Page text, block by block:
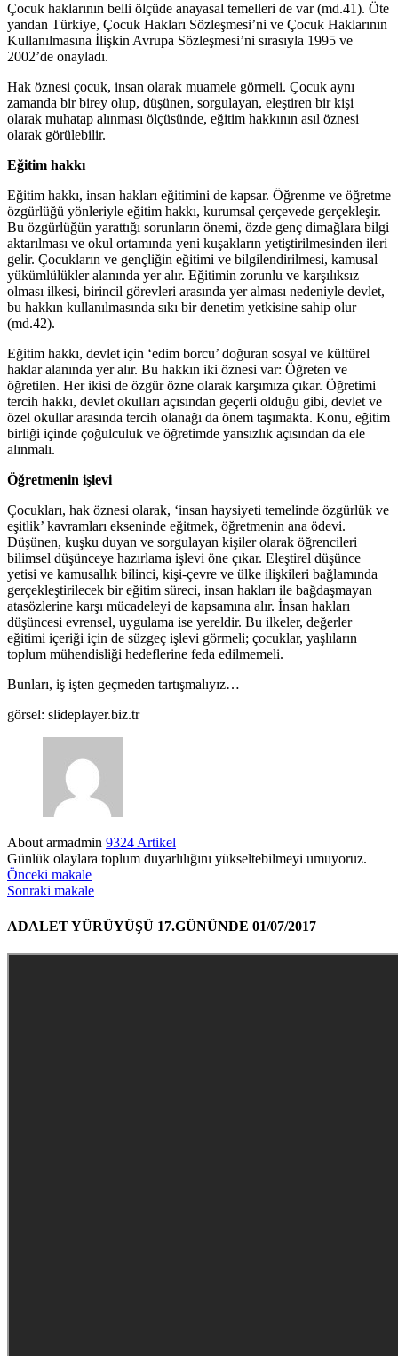
Çocuk haklarının belli ölçüde anayasal temelleri de var (md.41). Öte
yandan Türkiye, Çocuk Hakları Sözleşmesi’ni ve Çocuk Haklarının
Kullanılmasına İlişkin Avrupa Sözleşmesi’ni sırasıyla 1995 ve
2002’de onayladı.
Hak öznesi çocuk, insan olarak muamele görmeli. Çocuk aynı
zamanda bir birey olup, düşünen, sorgulayan, eleştiren bir kişi
olarak muhatap alınması ölçüsünde, eğitim hakkının asıl öznesi
olarak görülebilir.
Eğitim hakkı
Eğitim hakkı, insan hakları eğitimini de kapsar. Öğrenme ve öğretme
özgürlüğü yönleriyle eğitim hakkı, kurumsal çerçevede gerçekleşir.
Bu özgürlüğün yarattığı sorunların önemi, özde genç dimağlara bilgi
aktarılması ve okul ortamında yeni kuşakların yetiştirilmesinden ileri
gelir. Çocukların ve gençliğin eğitimi ve bilgilendirilmesi, kamusal
yükümlülükler alanında yer alır. Eğitimin zorunlu ve karşılıksız
olması ilkesi, birincil görevleri arasında yer alması nedeniyle devlet,
bu hakkın kullanılmasında sıkı bir denetim yetkisine sahip olur
(md.42).
Eğitim hakkı, devlet için ‘edim borcu’ doğuran sosyal ve kültürel
haklar alanında yer alır. Bu hakkın iki öznesi var: Öğreten ve
öğretilen. Her ikisi de özgür özne olarak karşımıza çıkar. Öğretimi
tercih hakkı, devlet okulları açısından geçerli olduğu gibi, devlet ve
özel okullar arasında tercih olanağı da önem taşımakta. Konu, eğitim
birliği içinde çoğulculuk ve öğretimde yansızlık açısından da ele
alınmalı.
Öğretmenin işlevi
Çocukları, hak öznesi olarak, ‘insan haysiyeti temelinde özgürlük ve
eşitlik’ kavramları ekseninde eğitmek, öğretmenin ana ödevi.
Düşünen, kuşku duyan ve sorgulayan kişiler olarak öğrencileri
bilimsel düşünceye hazırlama işlevi öne çıkar. Eleştirel düşünce
yetisi ve kamusallık bilinci, kişi-çevre ve ülke ilişkileri bağlamında
gerçekleştirilecek bir eğitim süreci, insan hakları ile bağdaşmayan
atasözlerine karşı mücadeleyi de kapsamına alır. İnsan hakları
düşüncesi evrensel, uygulama ise yereldir. Bu ilkeler, değerler
eğitimi içeriği için de süzgeç işlevi görmeli; çocuklar, yaşlıların
toplum mühendisliği hedeflerine feda edilmemeli.
Bunları, iş işten geçmeden tartışmalıyız…
görsel: slideplayer.biz.tr
About armadmin 9324 Artikel
Günlük olaylara toplum duyarlılığını yükseltebilmeyi umuyoruz.
Önceki makale
Sonraki makale
ADALET YÜRÜYÜŞÜ 17.GÜNÜNDE 01/07/2017